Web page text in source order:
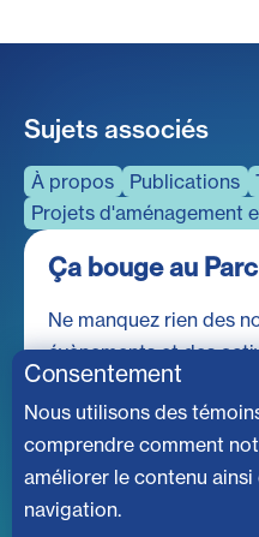
Sujets associés
À propos Publications
Projets d'aménagement
Ça bouge au Parc
Ne manquez rien des
évènements et des
vous à notre infolettre
Consentement
Nous utilisons des
comprendre comment
améliorer le contenu
navigation.